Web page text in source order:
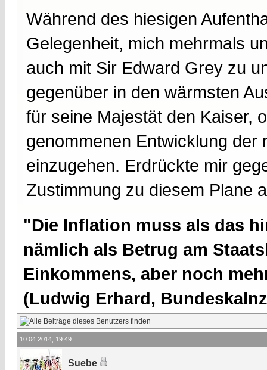
Während des hiesigen
Gelegenheit, mich mehrmals
auch mit Sir Edward Grey zu
gegenüber in den wärmsten
für seine Majestät den Kaiser,
genommenen Entwicklung
einzugehen. Erdrückte mir
Zustimmung zu diesem Plane
"Die Inflation muss als das
nämlich als Betrug am
Einkommens, aber noch
(Ludwig Erhard,
10.04.2014, 19:49
Suebe